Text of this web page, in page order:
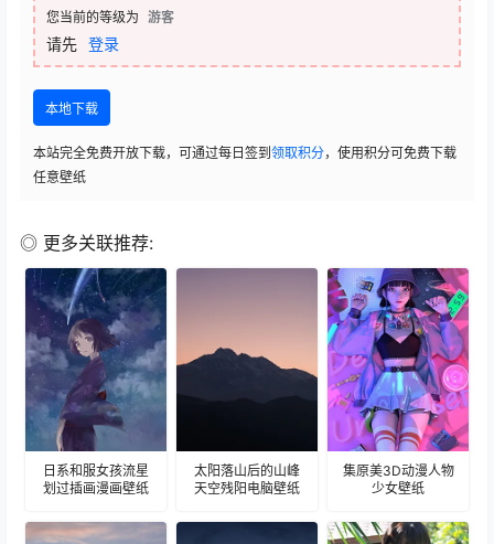
您当前的等级为 游客
请先 登录
本地下载
本站完全免费开放下载，可通过每日签到 领取积分，使用积分可免费下载
任意壁纸
◎ 更多关联推荐:
日系和服女孩流星
划过插画漫画壁纸
太阳落山后的山峰
天空残阳电脑壁纸
集原美3D动漫人物
少女壁纸